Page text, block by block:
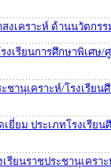
งเคราะห์ ด้านนวัตกร
งเรียนการศึกษาพิเศษ
ชานุเคราะห์/โรงเรีย
ยี่ยม ประเภทโรงเรีย
รียนราชประชานุเคร